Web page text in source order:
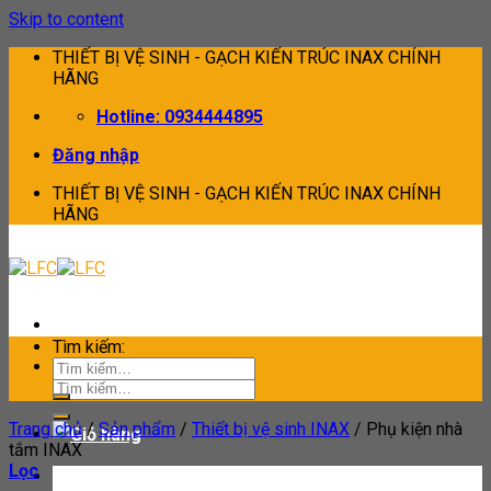
Skip to content
THIẾT BỊ VỆ SINH - GẠCH KIẾN TRÚC INAX CHÍNH
HÃNG
Hotline: 0934444895
Đăng nhập
THIẾT BỊ VỆ SINH - GẠCH KIẾN TRÚC INAX CHÍNH
HÃNG
Tìm kiếm:
Tìm kiếm:
Trang chủ / Sản phẩm / Thiết bị vệ sinh INAX / Phụ kiện nhà
tắm INAX
Lọc